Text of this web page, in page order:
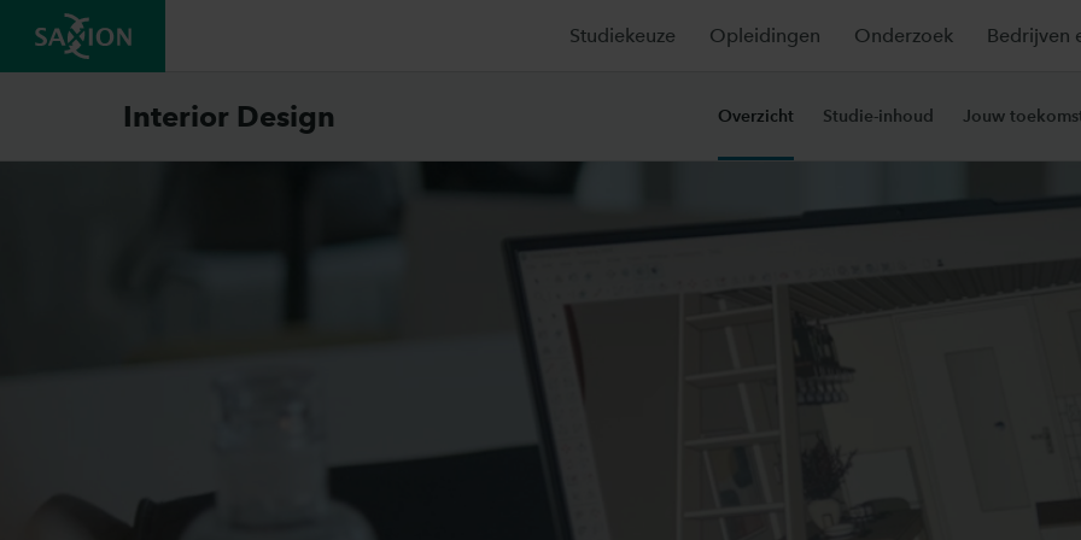
Studiekeuze Opleidingen Onderzoek Bedrijven
Interior Design Overzicht Studie-inhoud Jouw